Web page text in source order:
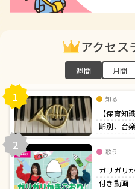
アクセス
週間 月間
1 知る
【保育知
齢別、音
2 歌う
ガリガリ
付き動画